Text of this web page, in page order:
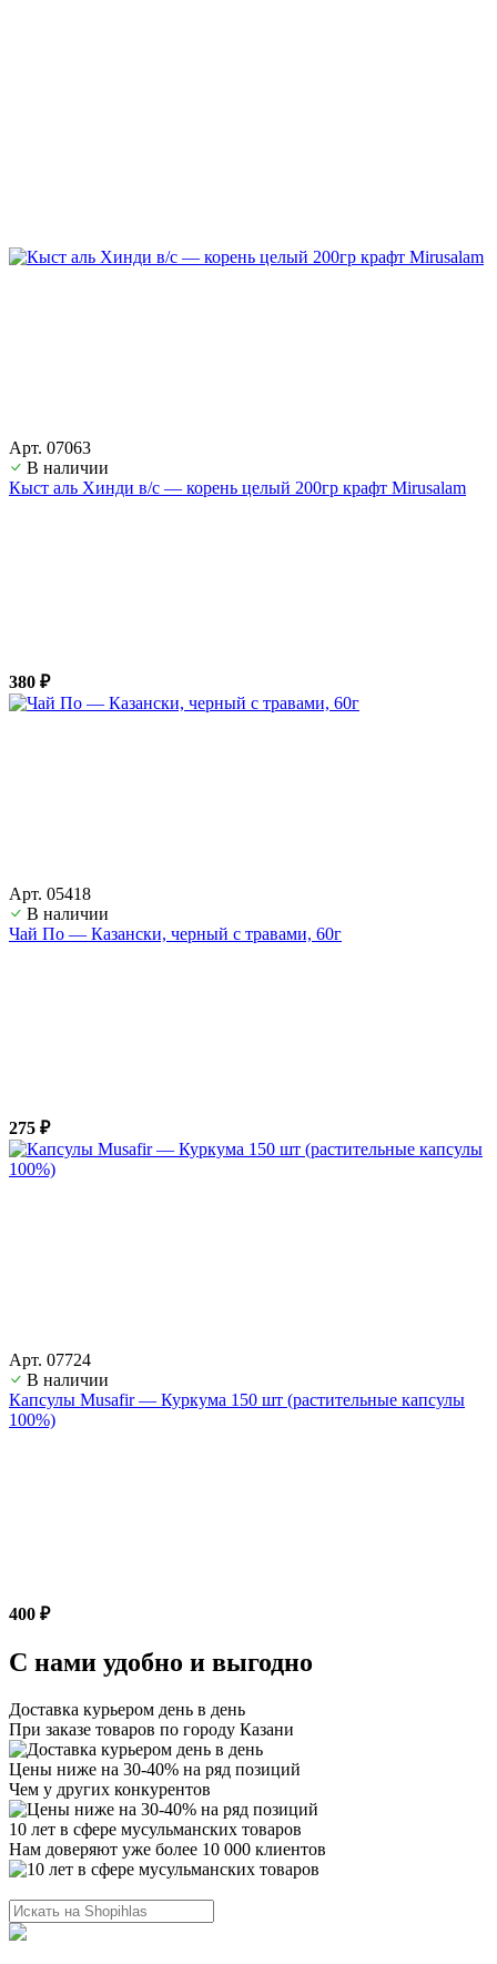
Арт. 07063
В наличии
Кыст аль Хинди в/с — корень целый 200гр крафт Mirusalam
380 ₽
Арт. 05418
В наличии
Чай По — Казански, черный с травами, 60г
275 ₽
Арт. 07724
В наличии
Капсулы Musafir — Куркума 150 шт (растительные капсулы
100%)
400 ₽
С нами удобно и выгодно
Доставка курьером день в день
При заказе товаров по городу Казани
Цены ниже на 30-40% на ряд позиций
Чем у других конкурентов
10 лет в сфере мусульманских товаров
Нам доверяют уже более 10 000 клиентов